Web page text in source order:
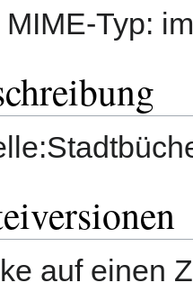
MIME-Typ:
auf einen